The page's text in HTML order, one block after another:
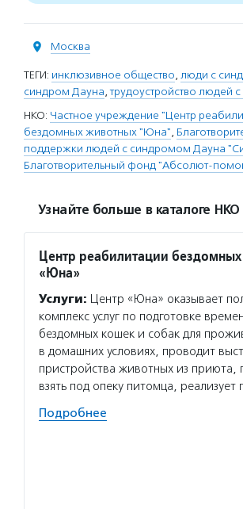
Москва
ТЕГИ: инклюзивное общество, люди с
синдром Дауна,трудоустройство людей
НКО: Частное учреждение "Центр
бездомных животных "Юна",
поддержки людей с синдромом Дауна
Благотворительный фонд "Абсолют-
Узнайте больше в каталоге НКО
Центр реабилитации
«Юна»
Услуги: Центр «Юна» оказывает
комплекс услуг по подготовке
бездомных кошек и собак для
в домашних условиях, проводит
пристройства животных из приюта,
взять под опеку питомца, реализует
Подробнее